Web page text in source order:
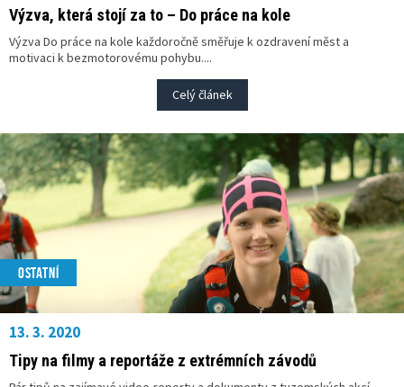
Výzva, která stojí za to – Do práce na kole
Výzva Do práce na kole každoročně směřuje k ozdravení měst a
motivaci k bezmotorovému pohybu....
Celý článek
OSTATNÍ
13. 3. 2020
Tipy na filmy a reportáže z extrémních závodů